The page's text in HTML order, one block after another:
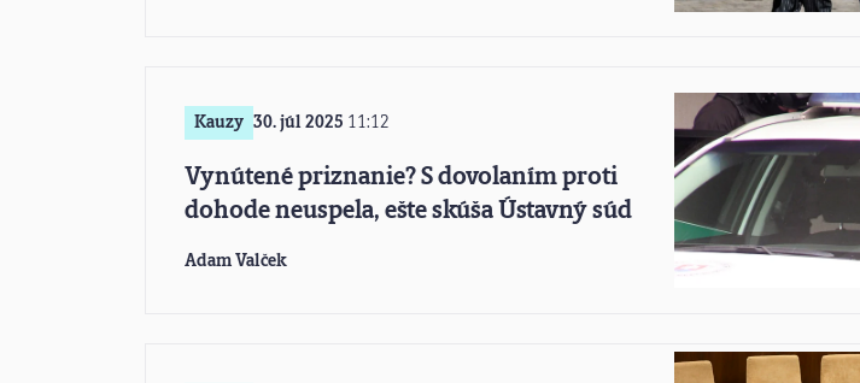
Kauzy 30. júl 2025 11:12
Vynútené priznanie? S dovolaním proti
dohode neuspela, ešte skúša Ústavný súd
Adam Valček